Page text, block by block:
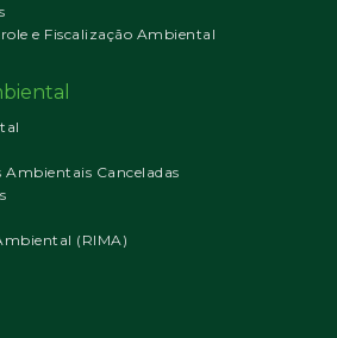
e Fiscalização Ambiental
Ambientais Canceladas
(RIMA)